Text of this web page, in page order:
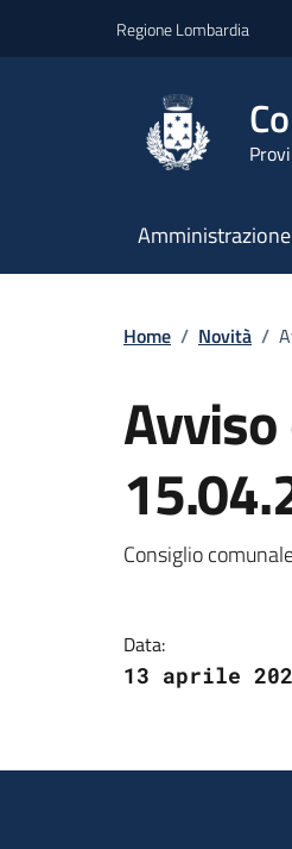
Regione Lombardia
Amministrazione
Home / Novità /
Consiglio
Data:
13 aprile